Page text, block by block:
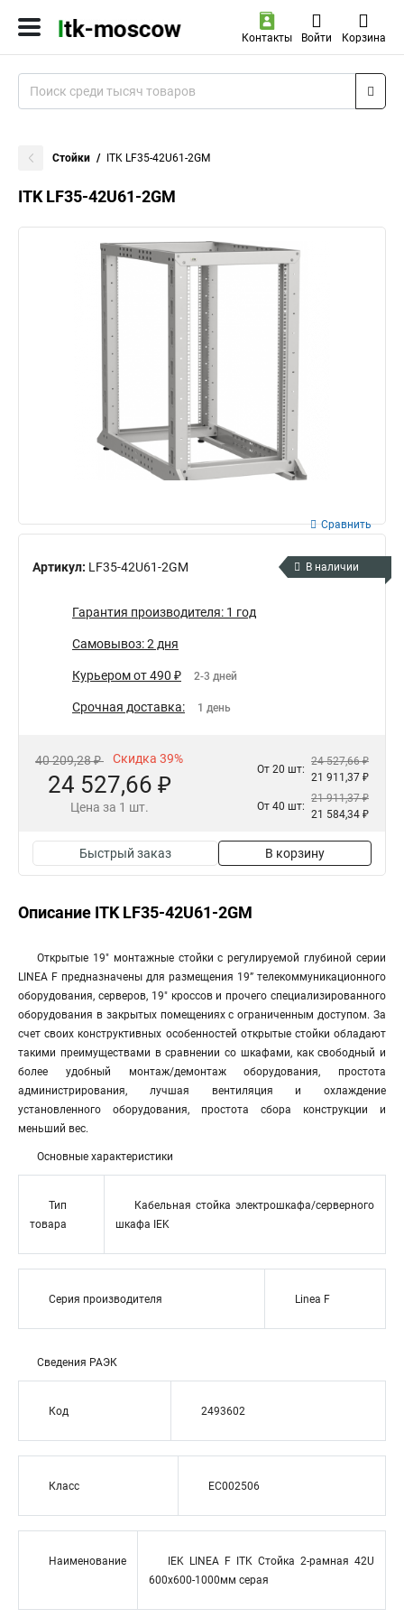
Контакты Войти Корзина
Стойки ITK LF35-42U61-2GM
ITK LF35-42U61-2GM
Артикул: LF35-42U61-2GM
Сравнить
В наличии
Гарантия производителя: 1 год
Самовывоз: 2 дня
Курьером от 490 ₽ 2-3 дней
Срочная доставка: 1 день
40 209,28 ₽ Скидка 39%
24 527,66 ₽
Цена за 1 шт.
От 20 шт:
24 527,66 ₽
21 911,37 ₽
От 40 шт:
21 911,37 ₽
21 584,34 ₽
Быстрый заказ В корзину
Описание ITK LF35-42U61-2GM
Открытые 19" монтажные стойки с регулируемой глубиной серии
LINEA F предназначены для размещения 19” телекоммуникационного
оборудования, серверов, 19" кроссов и прочего специализированного
оборудования в закрытых помещениях с ограниченным доступом. За
счет своих конструктивных особенностей открытые стойки обладают
такими преимуществами в сравнении со шкафами, как свободный и
более удобный монтаж/демонтаж оборудования, простота
администрирования, лучшая вентиляция и охлаждение
установленного оборудования, простота сбора конструкции и
меньший вес.
Основные характеристики
Тип
товара
Кабельная стойка электрошкафа/серверного
шкафа IEK
Серия производителя Linea F
Сведения РАЭК
Код 2493602
Класс EC002506
Наименование
IEK LINEA F ITK Стойка 2-рамная 42U
600х600-1000мм серая